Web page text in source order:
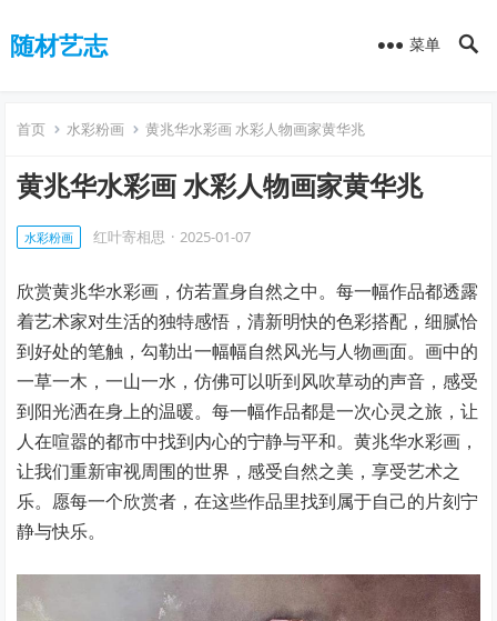
随材艺志 菜单
首页 水彩粉画 黄兆华水彩画 水彩人物画家黄华兆
黄兆华水彩画 水彩人物画家黄华兆
水彩粉画 红叶寄相思 · 2025-01-07
欣赏黄兆华水彩画，仿若置身自然之中。每一幅作品都透露
着艺术家对生活的独特感悟，清新明快的色彩搭配，细腻恰
到好处的笔触，勾勒出一幅幅自然风光与人物画面。画中的
一草一木，一山一水，仿佛可以听到风吹草动的声音，感受
到阳光洒在身上的温暖。每一幅作品都是一次心灵之旅，让
人在喧嚣的都市中找到内心的宁静与平和。黄兆华水彩画，
让我们重新审视周围的世界，感受自然之美，享受艺术之
乐。愿每一个欣赏者，在这些作品里找到属于自己的片刻宁
静与快乐。